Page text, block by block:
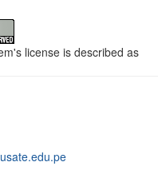
license is described as